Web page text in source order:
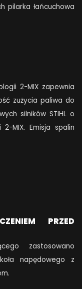
pilarka łańcuchowa
2-MIX zapewnia
zużycia paliwa do
silników STIHL o
MIX. Emisja spalin
PRZED
zastosowano
napędowego z